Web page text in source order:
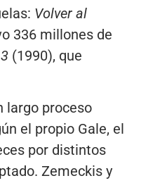
Volver al
336 millones de
(1990), que
largo proceso
el propio Gale, el
por distintos
Zemeckis y